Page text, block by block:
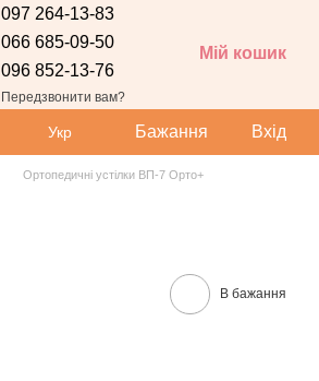
097 264-13-83
066 685-09-50
096 852-13-76
Передзвонити вам?
Мій кошик
Укр Бажання Вхід
Ортопедичні устілки ВП-7 Орто+
В бажання